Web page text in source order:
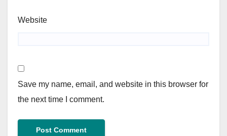
Website
Save my name, email, and website in this browser for
the next time I comment.